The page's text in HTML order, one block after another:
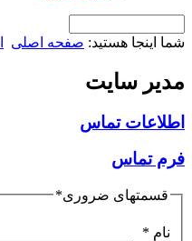
شما اینجا هستید: صفحه اصلی
مدير سايت
اطلاعات تماس
فرم تماس
قسمتهای ضروری*
نام *